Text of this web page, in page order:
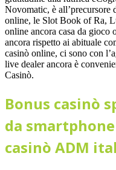
Novomatic, è
online, le Slot Book of Ra,
online ancora casa da
ancora rispetto ai abituale
casinò online, ci sono con
live dealer ancora è
Casinò.
Bonus casinò
da
casinò ADM